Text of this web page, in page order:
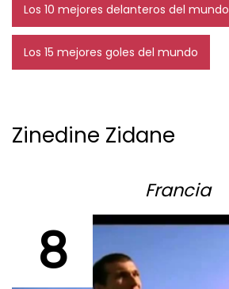
Los 10 mejores delanteros del mundo
Los 15 mejores goles del mundo
Zinedine Zidane
Francia
8